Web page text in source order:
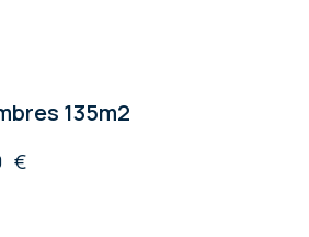
135m2
€